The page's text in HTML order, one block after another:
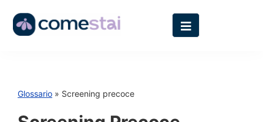
Glossario » Screening precoce